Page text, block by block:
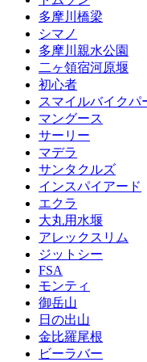
多摩川橋梁
シマノ
多摩川親水公園
二ヶ領宿河原堰
初心者
スマイルバイクパ
マングース
サーリー
マデラ
サンタクルズ
インスパイアード
エクラ
大丸用水堰
アレックスリム
ジットシー
FSA
モンティ
御岳山
日の出山
金比羅尾根
ビーラバー